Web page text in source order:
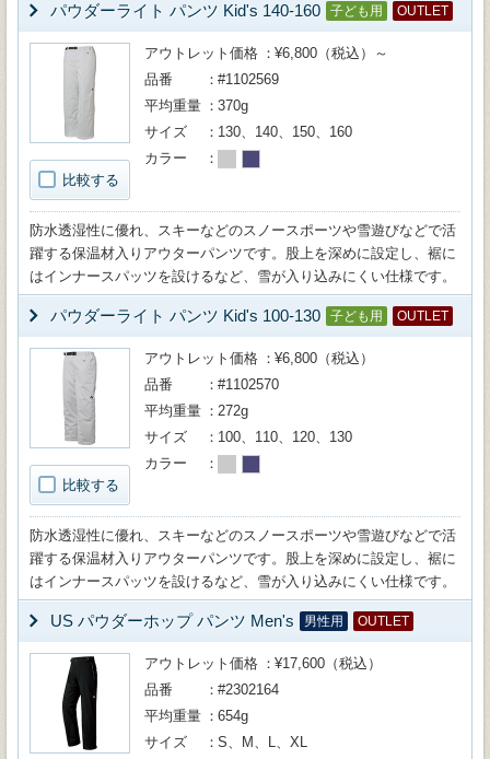
パウダーライト パンツ Kid's 140-160 子ども用 OUTLET
比較する
アウトレット価格
¥6,800（税込）～
品番
#1102569
平均重量
370g
サイズ
130、140、150、160
カラー
防水透湿性に優れ、スキーなどのスノースポーツや雪遊びなどで活
躍する保温材入りアウターパンツです。股上を深めに設定し、裾に
はインナースパッツを設けるなど、雪が入り込みにくい仕様です。
パウダーライト パンツ Kid's 100-130 子ども用 OUTLET
比較する
アウトレット価格
¥6,800（税込）
品番
#1102570
平均重量
272g
サイズ
100、110、120、130
カラー
防水透湿性に優れ、スキーなどのスノースポーツや雪遊びなどで活
躍する保温材入りアウターパンツです。股上を深めに設定し、裾に
はインナースパッツを設けるなど、雪が入り込みにくい仕様です。
US パウダーホップ パンツ Men's 男性用 OUTLET
アウトレット価格
¥17,600（税込）
品番
#2302164
平均重量
654g
サイズ
S、M、L、XL